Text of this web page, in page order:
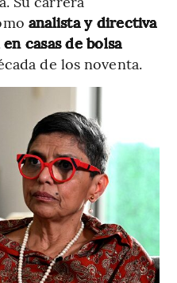
analista y directiva
casas de bolsa
de los noventa.